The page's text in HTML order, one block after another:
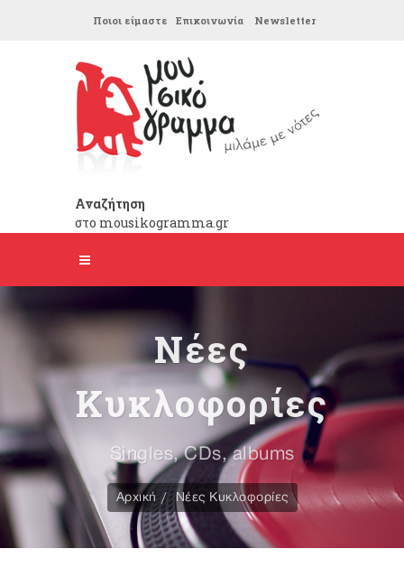
Ποιοι είμαστε Επικοινωνία Newsletter
Αναζήτηση
στο mousikogramma.gr
Νέες
Κυκλοφορίες
Singles, CDs, albums
Αρχική Νέες Κυκλοφορίες